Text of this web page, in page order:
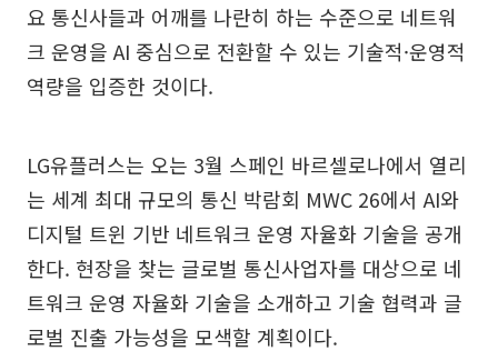
요 통신사들과 어깨를 나란히 하는 수준으로 네트워
크 운영을 AI 중심으로 전환할 수 있는 기술적·운영적
역량을 입증한 것이다.
LG유플러스는 오는 3월 스페인 바르셀로나에서 열리
는 세계 최대 규모의 통신 박람회 MWC 26에서 AI와
디지털 트윈 기반 네트워크 운영 자율화 기술을 공개
한다. 현장을 찾는 글로벌 통신사업자를 대상으로 네
트워크 운영 자율화 기술을 소개하고 기술 협력과 글
로벌 진출 가능성을 모색할 계획이다.